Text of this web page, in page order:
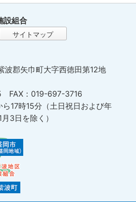
設組合
サイトマップ
郡矢巾町大字西徳田第12地
FAX：019-697-3716
17時15分（土日祝日および年
3日を除く）